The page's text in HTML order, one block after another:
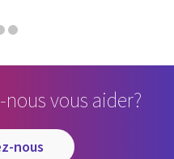
vous aider?
nous